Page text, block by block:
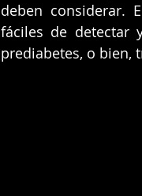
deben considerar.
fáciles de detectar
prediabetes, o bien,